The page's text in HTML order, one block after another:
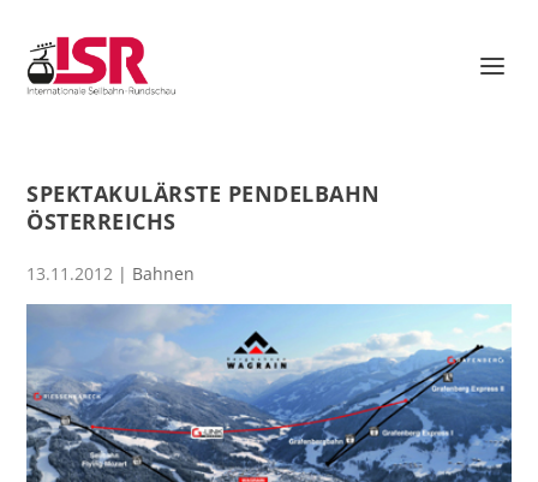
SPEKTAKULÄRSTE PENDELBAHN
ÖSTERREICHS
13.11.2012 | Bahnen